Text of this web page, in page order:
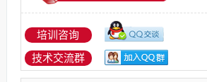
培训咨询
技术交流群